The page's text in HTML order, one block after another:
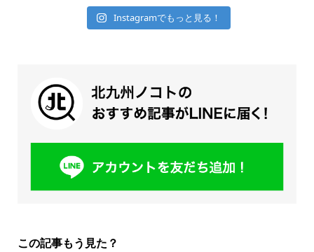
Instagramでもっと見る！
この記事もう見た？